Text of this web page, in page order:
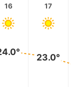
16 17
23.0°